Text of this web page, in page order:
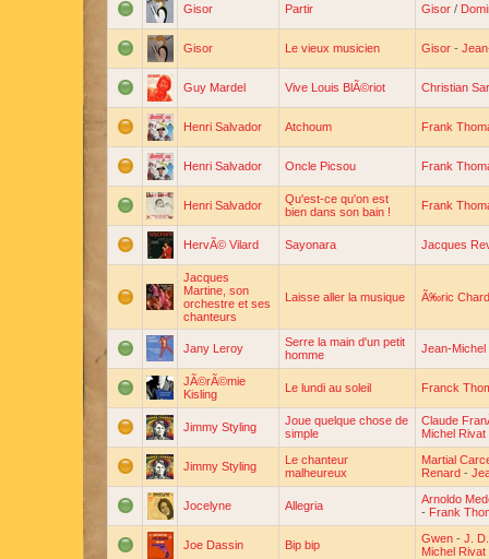
Gisor Partir Gisor /
Gisor Le vieux musicien Gisor -
Guy Mardel Vive Louis BlÃ©riot Christian
Henri Salvador Atchoum Frank
Henri Salvador Oncle Picsou Frank
Henri Salvador
Qu'est-ce qu'on est
bien dans son bain !
Frank
HervÃ© Vilard Sayonara Jacques
Jacques
Martine, son
orchestre et ses
chanteurs
Laisse aller la musique Ã‰ric
Jany Leroy
Serre la main d'un petit
homme
Jean-Michel
JÃ©rÃ©mie
Kisling
Le lundi au soleil Franck
Jimmy Styling
Joue quelque chose de
simple
Claude
Michel Rivat
Jimmy Styling
Le chanteur
malheureux
Martial
Renard -
Jocelyne Allegria
Arnoldo
- Frank
Joe Dassin Bip bip Gwen - J.
Michel Rivat